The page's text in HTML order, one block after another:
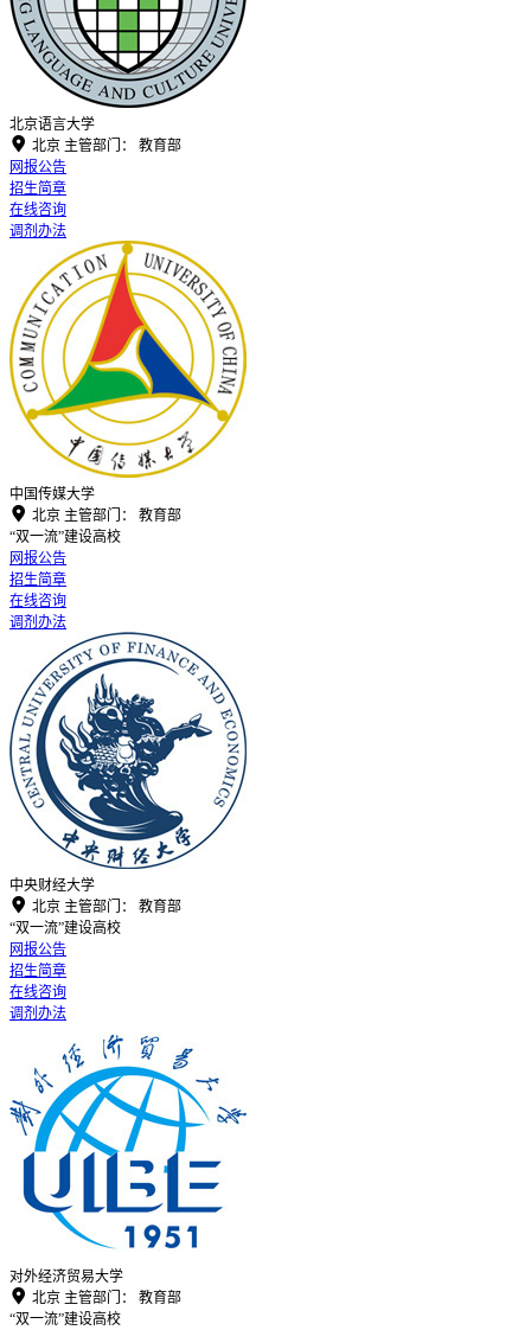
北京语言大学
 北京 主管部门：
教育部
网报公告
招生简章
在线咨询
调剂办法
中国传媒大学
 北京 主管部门：
教育部
“双一流”建设高校
网报公告
招生简章
在线咨询
调剂办法
中央财经大学
 北京 主管部门：
教育部
“双一流”建设高校
网报公告
招生简章
在线咨询
调剂办法
对外经济贸易大学
 北京 主管部门：
教育部
“双一流”建设高校